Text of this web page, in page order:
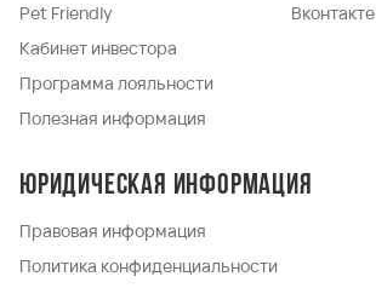
Pet Friendly
Кабинет инвестора
Программа лояльности
Полезная информация
Вконтакте
Юридическая информация
Правовая информация
Политика конфиденциальности